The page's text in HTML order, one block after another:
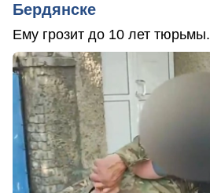
Бердянске
Ему грозит до 10 лет тюрьмы.